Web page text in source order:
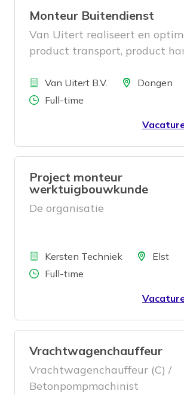
Monteur Buitendienst
Van Uitert realiseert en
product transport, product
is om een productieproces
laten verlopen. Wij maken de
nieuwe verpakkingsvormen,
betrouwbaarheid,
ons kan de klant terecht voor
totaalconcept: advies;
productie; assemblage;
BedrijfVan Uitert B.V. LocatieDongen
Aantal uren
Full-time
Project monteur
werktuigbouwkunde
De organisatie
BedrijfKersten Techniek LocatieElst
Aantal uren
Full-time
Vrachtwagenchauffeur
Vrachtwagenchauffeur (C) /
Betonpompmachinist